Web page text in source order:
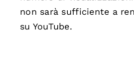
non sarà sufficiente a
su YouTube.